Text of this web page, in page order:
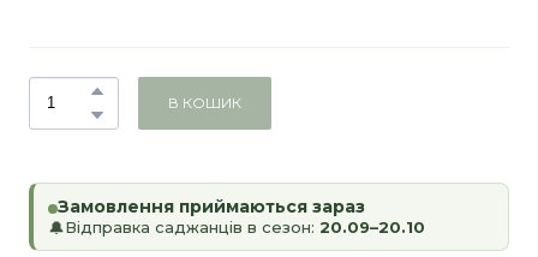
В КОШИК
Замовлення приймаються зараз
🔔Відправка саджанців в сезон: 20.09–20.10